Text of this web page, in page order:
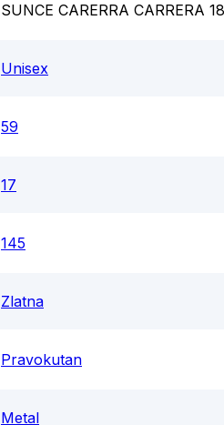
SUNCE CARERRA CARRERA
Unisex
59
17
145
Zlatna
Pravokutan
Metal